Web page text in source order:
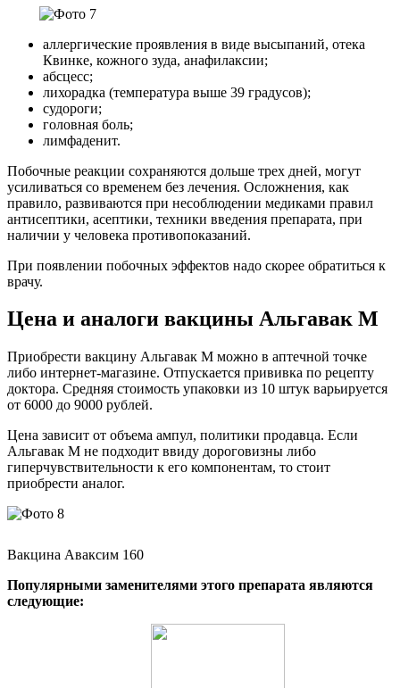
аллергические проявления в виде высыпаний, отека
Квинке, кожного зуда, анафилаксии;
абсцесс;
лихорадка (температура выше 39 градусов);
судороги;
головная боль;
лимфаденит.
Побочные реакции сохраняются дольше трех дней, могут
усиливаться со временем без лечения. Осложнения, как
правило, развиваются при несоблюдении медиками правил
антисептики, асептики, техники введения препарата, при
наличии у человека противопоказаний.
При появлении побочных эффектов надо скорее обратиться к
врачу.
Цена и аналоги вакцины Альгавак М
Приобрести вакцину Альгавак М можно в аптечной точке
либо интернет-магазине. Отпускается прививка по рецепту
доктора. Средняя стоимость упаковки из 10 штук варьируется
от 6000 до 9000 рублей.
Цена зависит от объема ампул, политики продавца. Если
Альгавак М не подходит ввиду дороговизны либо
гиперчувствительности к его компонентам, то стоит
приобрести аналог.
Вакцина Аваксим 160
Популярными заменителями этого препарата являются
следующие: